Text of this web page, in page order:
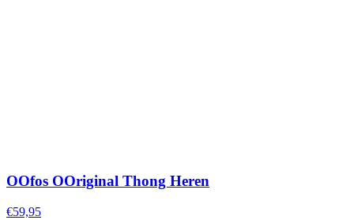
OOfos OOriginal Thong Heren
€59,95